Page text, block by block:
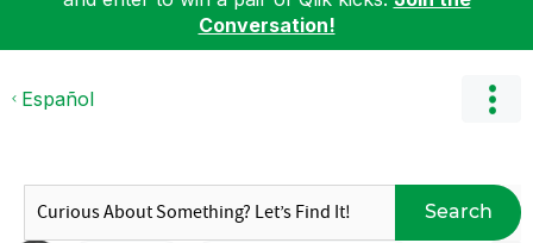
Conversation!
Español
Search